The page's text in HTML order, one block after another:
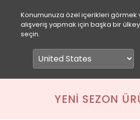
Konumunuza özel içerikleri görmek
alışveriş yapmak için başka bir
seçin.
YENI SEZON